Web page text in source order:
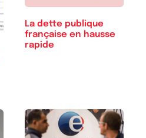
La dette publique
française en hausse
rapide